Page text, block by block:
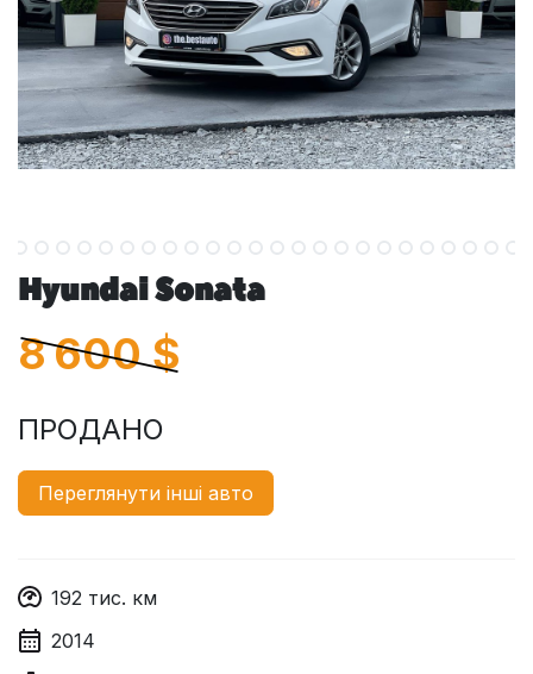
Hyundai Sonata
8 600$
ПРОДАНО
Переглянути інші авто
192 тис. км
2014